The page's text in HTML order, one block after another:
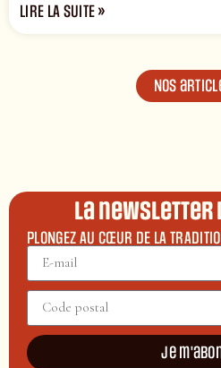
LIRE LA SUITE »
Nos
La
PLONGEZ AU CŒUR DE LA
Je